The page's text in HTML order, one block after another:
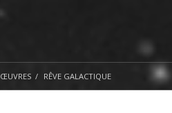
ŒUVRES RÊVE GALACTIQUE